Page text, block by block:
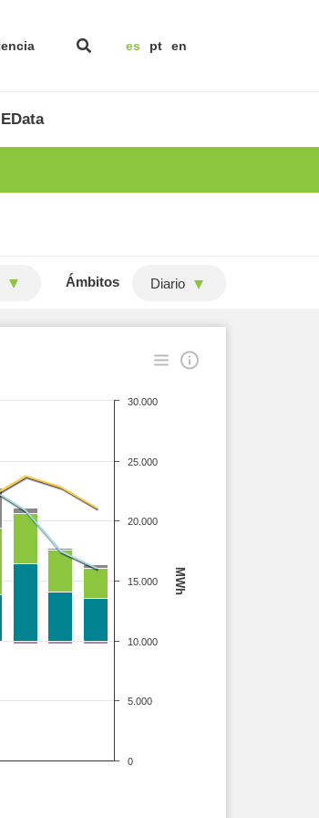
es pt en
Ámbitos Diario
MWh
0
5.000
10.000
15.000
20.000
25.000
30.000